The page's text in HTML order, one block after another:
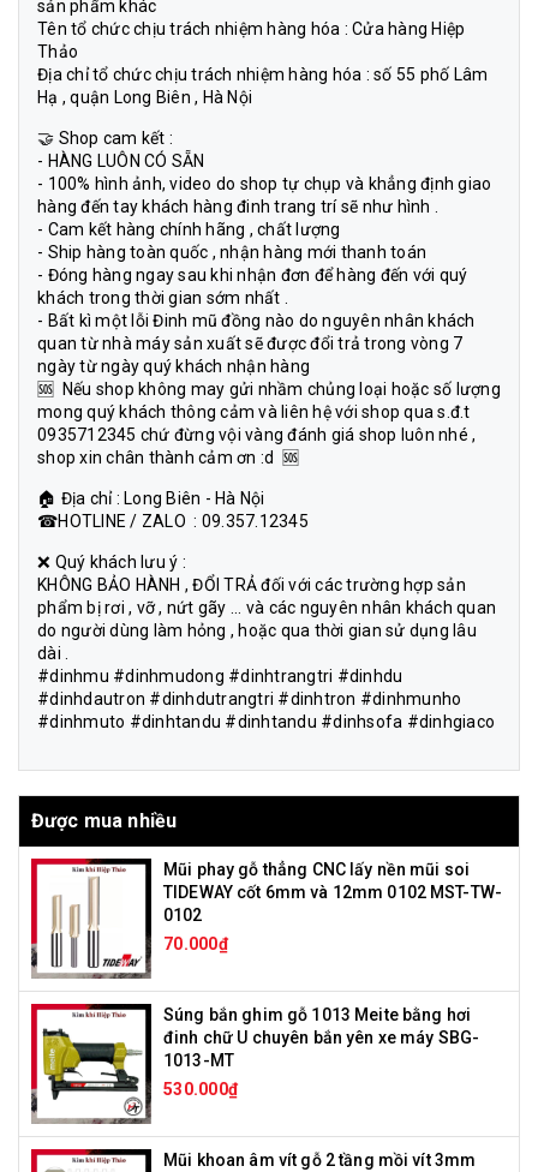
sản phẩm khác
Tên tổ chức chịu trách nhiệm hàng hóa : Cửa hàng Hiệp
Thảo
Địa chỉ tổ chức chịu trách nhiệm hàng hóa : số 55 phố Lâm
Hạ , quận Long Biên , Hà Nội
🤝 Shop cam kết :
- HÀNG LUÔN CÓ SẴN
- 100% hình ảnh, video do shop tự chụp và khẳng định giao
hàng đến tay khách hàng đinh trang trí sẽ như hình .
- Cam kết hàng chính hãng , chất lượng
- Ship hàng toàn quốc , nhận hàng mới thanh toán
- Đóng hàng ngay sau khi nhận đơn để hàng đến với quý
khách trong thời gian sớm nhất .
- Bất kì một lỗi Đinh mũ đồng nào do nguyên nhân khách
quan từ nhà máy sản xuất sẽ được đổi trả trong vòng 7
ngày từ ngày quý khách nhận hàng
🆘 Nếu shop không may gửi nhầm chủng loại hoặc số lượng
mong quý khách thông cảm và liên hệ với shop qua s.đ.t
0935712345 chứ đừng vội vàng đánh giá shop luôn nhé ,
shop xin chân thành cảm ơn :d 🆘
🏠 Địa chỉ : Long Biên - Hà Nội
☎HOTLINE / ZALO : 09.357.12345
❌ Quý khách lưu ý :
KHÔNG BẢO HÀNH , ĐỔI TRẢ đối với các trường hợp sản
phẩm bị rơi , vỡ , nứt gãy ... và các nguyên nhân khách quan
do người dùng làm hỏng , hoặc qua thời gian sử dụng lâu
dài .
#dinhmu #dinhmudong #dinhtrangtri #dinhdu
#dinhdautron #dinhdutrangtri #dinhtron #dinhmunho
#dinhmuto #dinhtandu #dinhtandu #dinhsofa #dinhgiaco
Được mua nhiều
Mũi phay gỗ thẳng CNC lấy nền mũi soi
TIDEWAY cốt 6mm và 12mm 0102 MST-TW-
0102
70.000₫
Súng bắn ghim gỗ 1013 Meite bằng hơi
đinh chữ U chuyên bắn yên xe máy SBG-
1013-MT
530.000₫
Mũi khoan âm vít gỗ 2 tầng mồi vít 3mm